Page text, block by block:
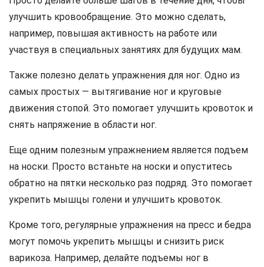
улучшить кровообращение. Это можно сделать,
например, повышая активность на работе или
участвуя в специальных занятиях для будущих мам.
Также полезно делать упражнения для ног. Одно из
самых простых — вытягивание ног и круговые
движения стопой. Это помогает улучшить кровоток и
снять напряжение в области ног.
Еще одним полезным упражнением является подъем
на носки. Просто встаньте на носки и опуститесь
обратно на пятки несколько раз подряд. Это помогает
укрепить мышцы голени и улучшить кровоток.
Кроме того, регулярные упражнения на пресс и бедра
могут помочь укрепить мышцы и снизить риск
варикоза. Например, делайте подъемы ног в